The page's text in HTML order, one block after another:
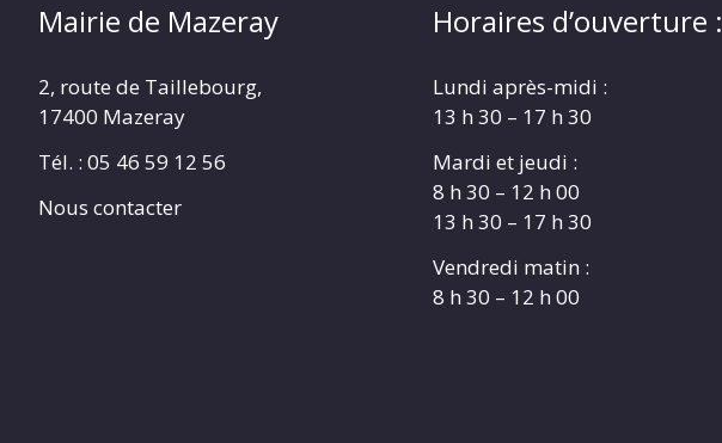
Mairie de Mazeray
2, route de Taillebourg,
17400 Mazeray
Tél. : 05 46 59 12 56
Nous contacter
Horaires d’ouverture :
Lundi après-midi :
13 h 30 – 17 h 30
Mardi et jeudi :
8 h 30 – 12 h 00
13 h 30 – 17 h 30
Vendredi matin :
8 h 30 – 12 h 00